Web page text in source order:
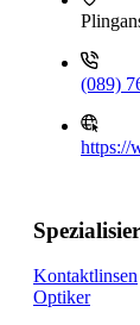
(089)
https://
Kontaktlinsen
Optiker